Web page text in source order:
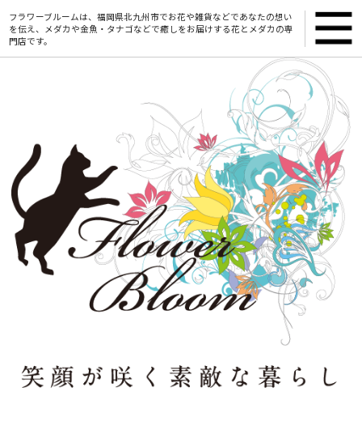
フラワーブルームは、福岡県北九州市でお花や雑貨などであなたの想い
を伝え、メダカや金魚・タナゴなどで癒しをお届けする花とメダカの専
門店です。